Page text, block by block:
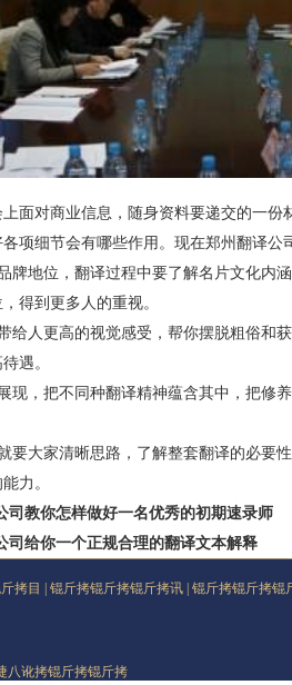
对商业信息，随身资料要递交的一份
项细节会有哪些作用。现在郑州翻译公
牌地位，翻译过程中要了解名片文化内
得到更多人的重视。
给人更高的视觉感受，帮你摆脱粗俗和
遇。
现，把不同种翻译精神蕴含其中，把修
要大家清晰思路，了解整套翻译的必要
力。
司教你怎样做好一名优秀的初期速录师
司给你一个正规合理的翻译文本解释
拷目 锟斤拷锟斤拷锟斤拷讯 锟斤拷锟斤拷锟
八讹拷锟斤拷锟斤拷